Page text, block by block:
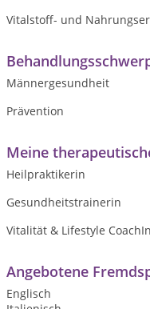
Vitalstoff- und
Männergesundheit
Prävention
Meine
Heilpraktikerin
Gesundheitstrainerin
Vitalität & Lifestyle CoachIn
Angebotene
Englisch